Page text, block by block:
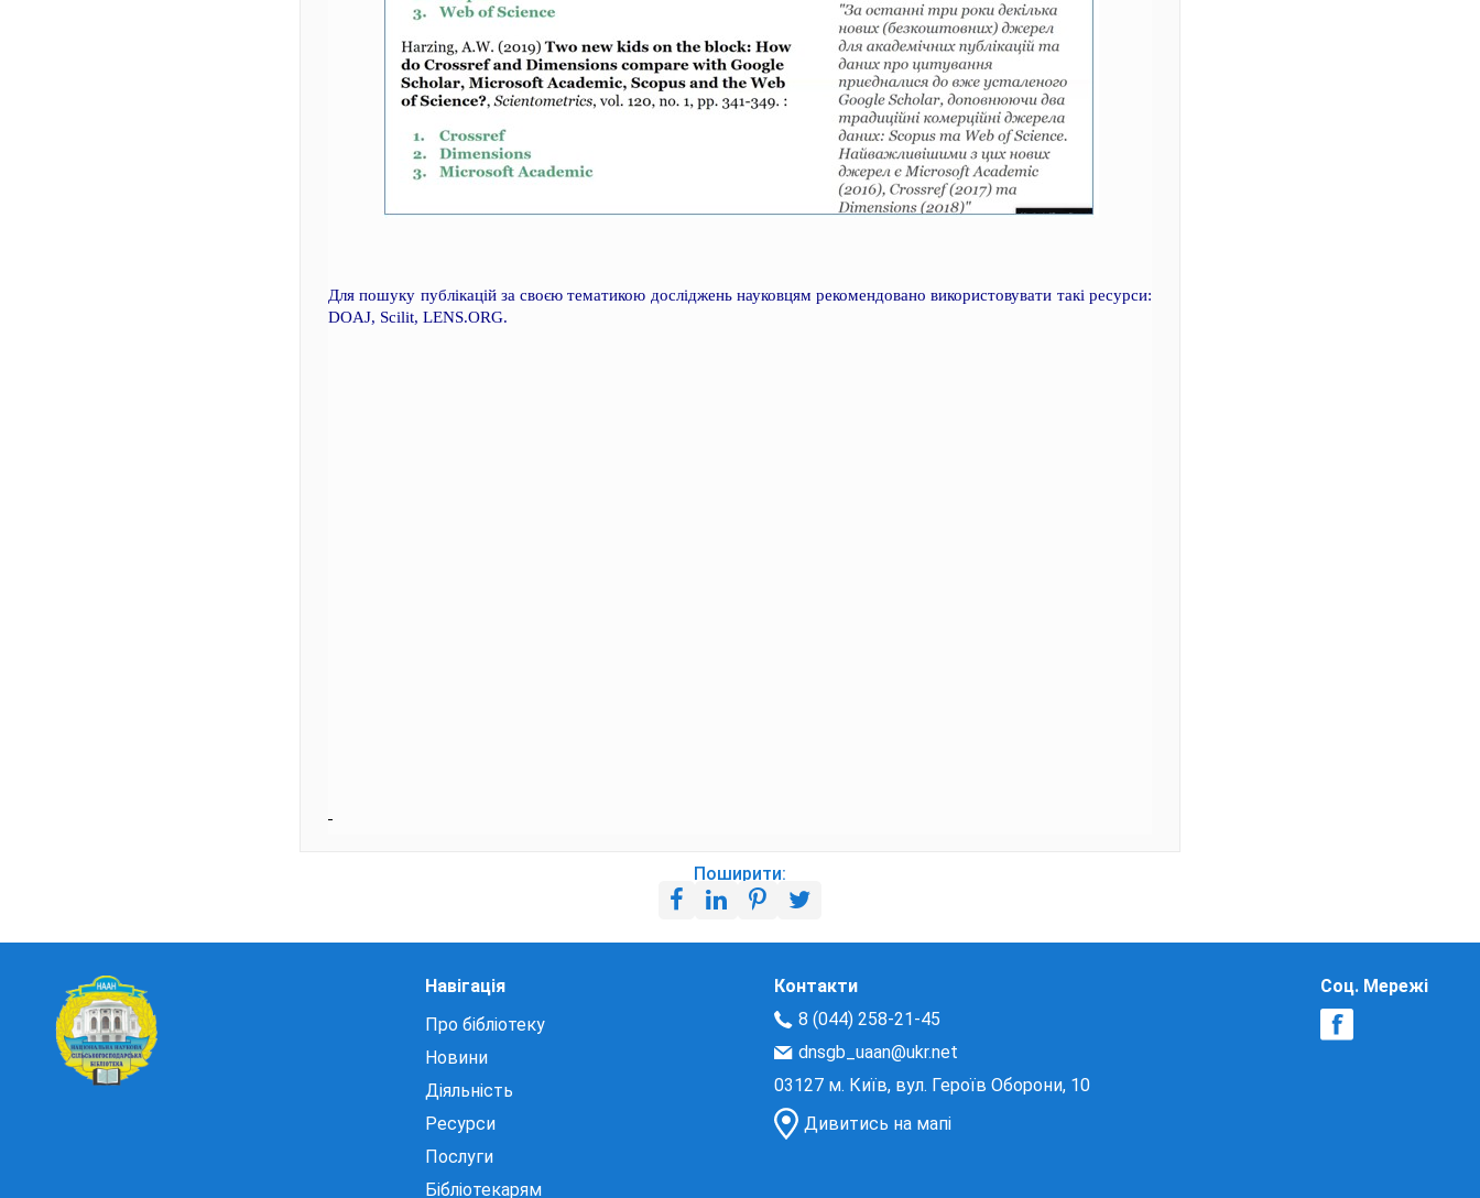
Для пошуку публікацій за своєю тематикою досліджень науковцям рекомендовано використовувати такі ресурси:
DOAJ, Scilit, LENS.ORG.
Поширити:
Навігація
Про бібліотеку
Новини
Діяльність
Ресурси
Послуги
Бібліотекарям
Контакти
8 (044) 258-21-45
dnsgb_uaan@ukr.net
03127 м. Київ, вул. Героїв Оборони, 10
Дивитись на мапі
Соц. Мережі